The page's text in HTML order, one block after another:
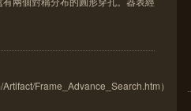
Frame_Advance_Search.htm）